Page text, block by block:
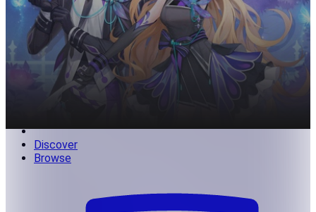
Sign In / Register
Discover
Browse